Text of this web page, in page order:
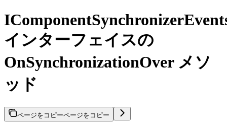
インターフェイスの
OnSynchronizationOver メソ
ッド
ページをコピーページをコピー